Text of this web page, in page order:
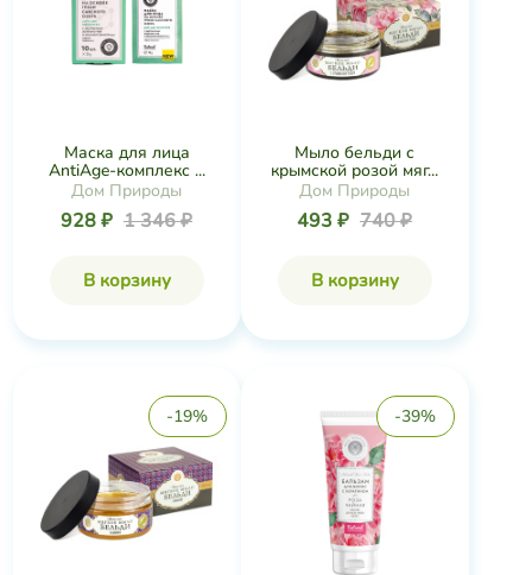
Маска для лица
AntiAge-комплекс ...
Дом Природы
928 ₽ 1 346 ₽
В корзину
Мыло бельди с
крымской розой мяг...
Дом Природы
493 ₽ 740 ₽
В корзину
-19% -39%